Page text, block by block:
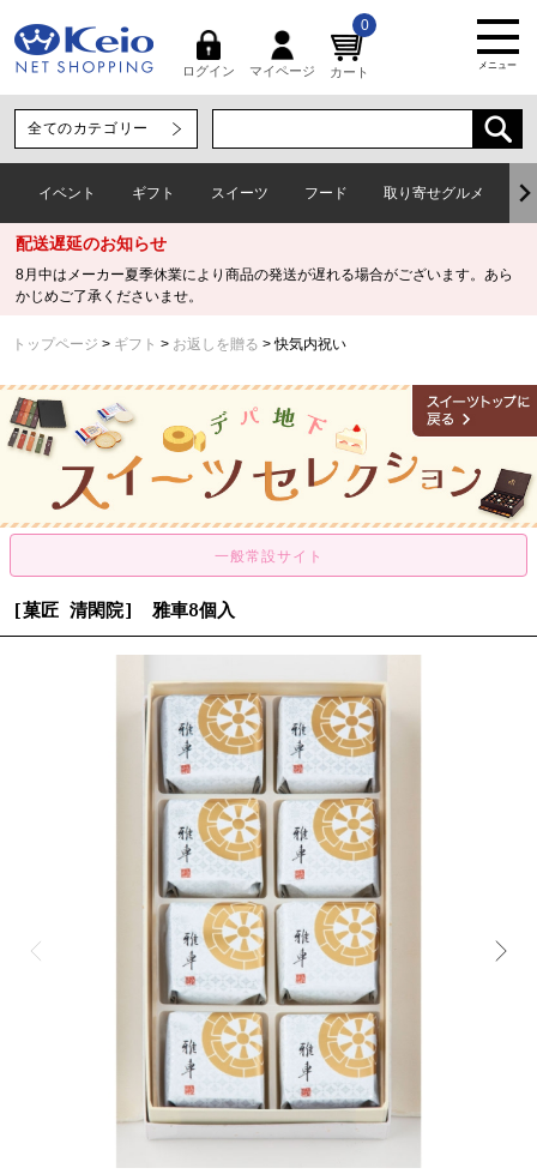
ログイン マイページ カート
0
メニュー
イベント ギフト スイーツ フード 取り寄せグルメ
配送遅延のお知らせ
8月中はメーカー夏季休業により商品の発送が遅れる場合がございます。あら
かじめご了承くださいませ。
トップページ ギフト お返しを贈る 快気内祝い
[菓匠 清閑院] 雅車8個入